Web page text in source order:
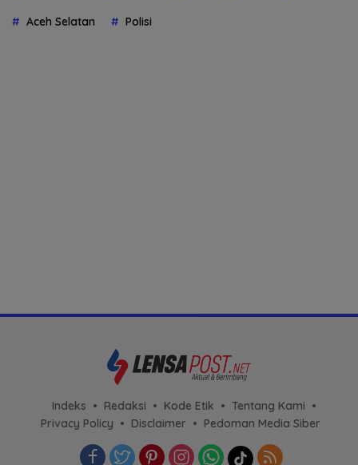
Aceh Selatan Polisi
Indeks Redaksi Kode Etik
Tentang Kami
Privacy Policy
Disclaimer Pedoman Media Siber